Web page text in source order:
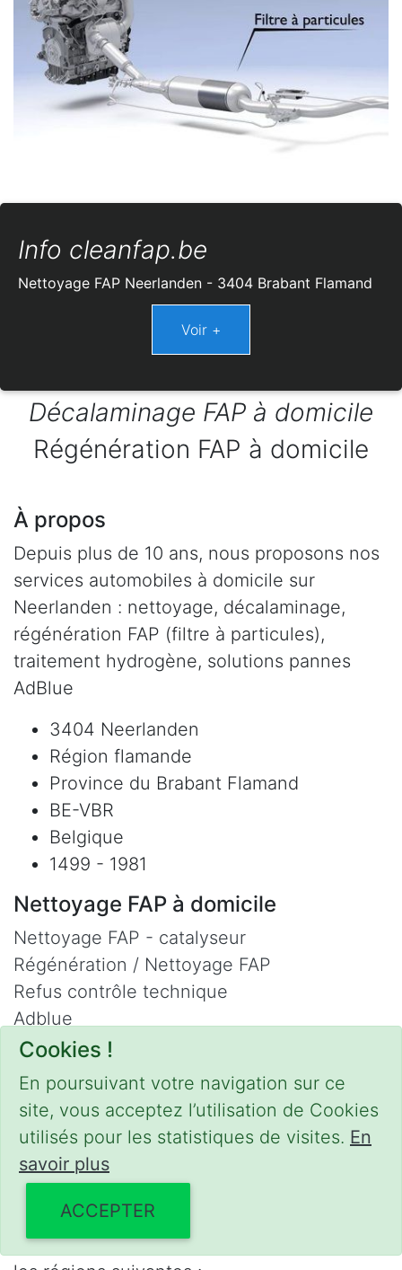
Cookies !
En poursuivant votre navigation sur ce
site, vous acceptez l’utilisation de Cookies
utilisés pour les statistiques de visites. En
savoir plus
ACCEPTER
Info cleanfap.be
Nettoyage FAP Neerlanden - 3404 Brabant Flamand
Décalaminage FAP à domicile
Régénération FAP à domicile
À propos
Depuis plus de 10 ans, nous proposons nos
services automobiles à domicile sur
Neerlanden : nettoyage, décalaminage,
régénération FAP (filtre à particules),
traitement hydrogène, solutions pannes
AdBlue
3404 Neerlanden
Région flamande
Province du Brabant Flamand
BE-VBR
Belgique
1499 - 1981
Nettoyage FAP à domicile
Nettoyage FAP - catalyseur
Régénération / Nettoyage FAP
Refus contrôle technique
Adblue
Nettoyage Hydrogène
Contact
Phone :0475 47 20 19
Email :mobilii@tcontact.me
Décalaminage & Régénération FAP à
domicile
Interventions urgentes sur la Belgique dans